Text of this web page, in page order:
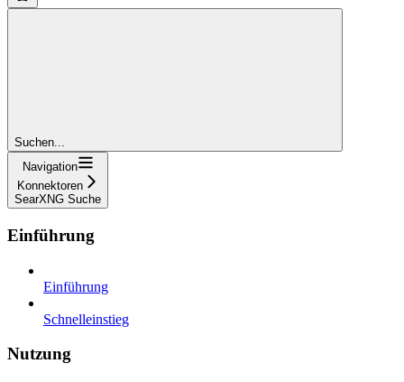
Suchen...
Navigation
Konnektoren
SearXNG Suche
Einführung
Einführung
Schnelleinstieg
Nutzung